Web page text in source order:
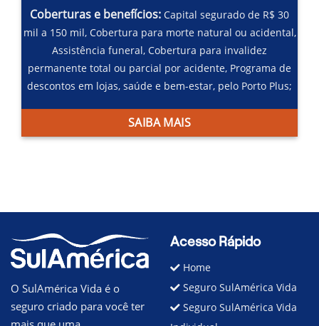
Coberturas e benefícios: Capital segurado de R$ 30
mil a 150 mil, Cobertura para morte natural ou acidental,
Assistência funeral,Cobertura para invalidez
permanente total ou parcial por acidente, Programa de
descontos em lojas, saúde e bem-estar, pelo Porto Plus;
SAIBA MAIS
O SulAmérica Vida é o
seguro criado para você ter
Acesso Rápido
Home
Seguro SulAmérica Vida
Seguro SulAmérica Vida